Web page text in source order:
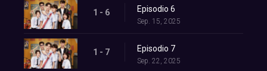
1 - 6 Episodio 6
Sep. 15, 2025
1 - 7 Episodio 7
Sep. 22, 2025